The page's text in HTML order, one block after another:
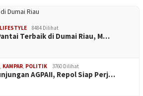
LIFESTYLE 8484 Dilihat
Terbaik di Dumai Riau, M…
KAMPAR POLITIK 3760 Dilihat
AGPAII, Repol Siap Perj…